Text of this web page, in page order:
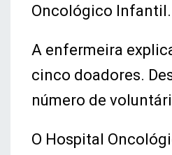
Oncológico Infantil.
A enfermeira
cinco doadores.
número de
O Hospital